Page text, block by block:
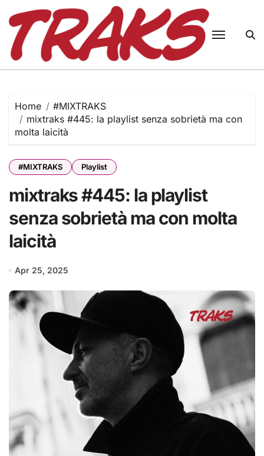
content
Home
#MIXTRAKS
mixtraks #445: la playlist senza sobrietà ma con
molta laicità
#MIXTRAKS Playlist
mixtraks #445: la playlist
senza sobrietà ma con molta
laicità
Apr 25, 2025